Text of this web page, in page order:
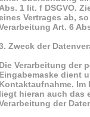
1 lit. f DSGVO.
Vertrages ab,
Art. 6
Zweck der
Verarbeitung der
dient
Im
hieran auch das
der